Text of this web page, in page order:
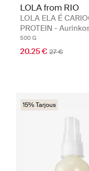
LOLA from RIO
LOLA ELA É
PROTEIN -
500 G
20.25 € 27 €
15% Tarjous